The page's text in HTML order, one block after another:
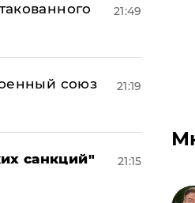
21:49
союз
21:19
санкций"
21:15